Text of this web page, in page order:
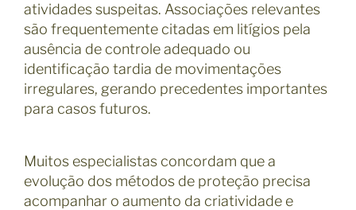
atividades suspeitas. Associações relevantes
são frequentemente citadas em litígios pela
ausência de controle adequado ou
identificação tardia de movimentações
irregulares, gerando precedentes importantes
para casos futuros.
Muitos especialistas concordam que a
evolução dos métodos de proteção precisa
acompanhar o aumento da criatividade e